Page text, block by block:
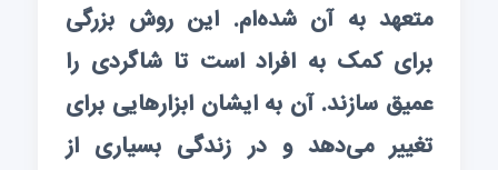
متعهد به آن شده‌ام. این روش بزرگی
برای کمک به افراد است تا شاگردی را
عمیق سازند. آن به ایشان ابزارهایی برای
تغییر می‌دهد و در زندگی بسیاری از